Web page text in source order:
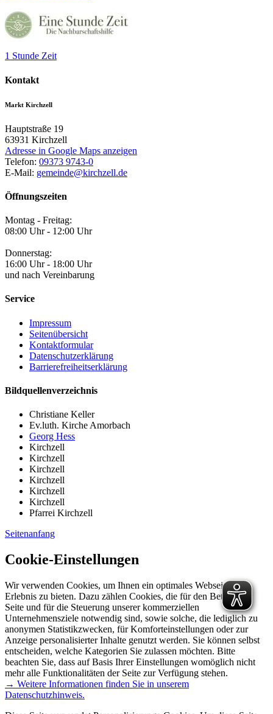
1 Stunde Zeit
Kontakt
Markt Kirchzell
Hauptstraße 19
63931 Kirchzell
Adresse in Google Maps anzeigen
Telefon: 09373 9743-0
E-Mail: gemeinde@kirchzell.de
Öffnungszeiten
Montag - Freitag:
08:00 Uhr - 12:00 Uhr
Donnerstag:
16:00 Uhr - 18:00 Uhr
und nach Vereinbarung
Service
Impressum
Seitenübersicht
Kontaktformular
Datenschutzerklärung
Barrierefreiheitserklärung
Bildquellenverzeichnis
Christiane Keller
Ev.luth. Kirche Amorbach
Georg Hess
Kirchzell
Kirchzell
Kirchzell
Kirchzell
Kirchzell
Kirchzell
Pfarrei Kirchzell
Seitenanfang
Cookie-Einstellungen
Wir verwenden Cookies, um Ihnen ein optimales Webseiten-
Erlebnis zu bieten. Dazu zählen Cookies, die für den Betrieb der
Seite und für die Steuerung unserer kommerziellen
Unternehmensziele notwendig sind, sowie solche, die lediglich zu
anonymen Statistikzwecken, für Komforteinstellungen oder zur
Anzeige personalisierter Inhalte genutzt werden. Sie können selbst
entscheiden, welche Kategorien Sie zulassen möchten. Bitte
beachten Sie, dass auf Basis Ihrer Einstellungen womöglich nicht
mehr alle Funktionalitäten der Seite zur Verfügung stehen.
→ Weitere Informationen finden Sie in unserem
Datenschutzhinweis.